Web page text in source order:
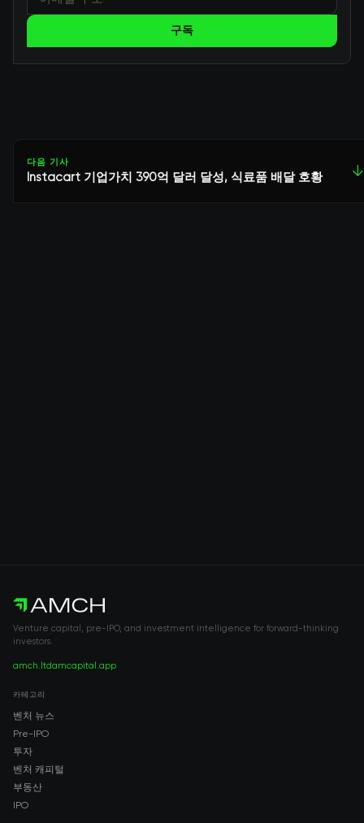
구독
다음 기사
Instacart 기업가치 390억 달러 달성, 식료품 배달 호황 ↓
Venture capital, pre-IPO, and investment intelligence for forward-thinking
investors.
amch.ltdamcapital.app
카테고리
벤처 뉴스
Pre-IPO
투자
벤처 캐피털
부동산
IPO